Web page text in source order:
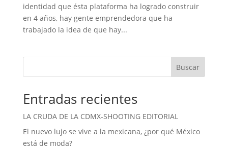
identidad que ésta plataforma ha logrado construir
en 4 años, hay gente emprendedora que ha
trabajado la idea de que hay...
Buscar
Entradas recientes
LA CRUDA DE LA CDMX-SHOOTING EDITORIAL
El nuevo lujo se vive a la mexicana, ¿por qué México
está de moda?